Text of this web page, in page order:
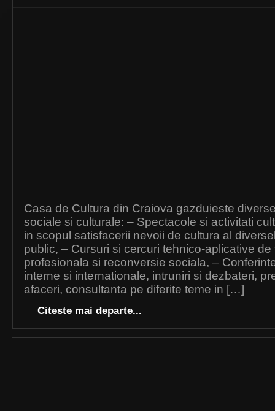
Casa de Cultura din Craiova gazduieste
sociale si culturale: – Spectacole si activitati
in scopul satisfacerii nevoii de cultura al
public, – Cursuri si cercuri tehnico-aplicative de
profesionala si reconversie sociala, –
interne si internationale, intruniri si dezbateri,
afaceri, consultanta pe diferite teme in […]
Citeste mai departe...